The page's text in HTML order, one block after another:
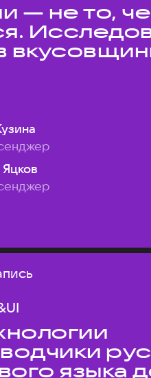
— не то,
языка